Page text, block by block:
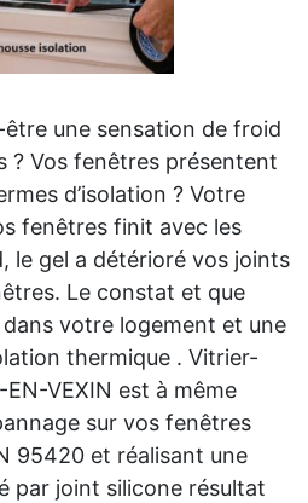
une sensation de froid
? Vos fenêtres présentent
d’isolation ? Votre
fenêtres finit avec les
le gel a détérioré vos joints
Le constat et que
dans votre logement et une
thermique . Vitrier-
VEXIN est à même
sur vos fenêtres
95420 et réalisant une
par joint silicone résultat